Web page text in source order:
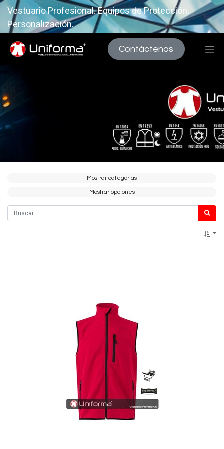
Vestuario Profesional. Equipos de Protección.
Personalización.
Contáctenos
Mostrar categorías
Mostrar opciones